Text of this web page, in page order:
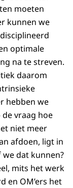
moeten
kunnen we
optimale
na te streven.
daarom
hebben we
vraag hoe
niet meer
afdoen, ligt in
dat kunnen?
mits het werk
en OM’ers het